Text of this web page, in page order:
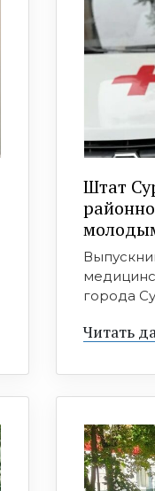
Штат
города
Читать